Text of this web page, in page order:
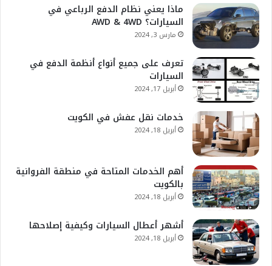
ماذا يعني نظام الدفع الرباعي في
السيارات؟ AWD & 4WD
مارس 3, 2024
تعرف على جميع أنواع أنظمة الدفع في
السيارات
أبريل 17, 2024
خدمات نقل عفش في الكويت
أبريل 18, 2024
أهم الخدمات المتاحة في منطقة الفروانية
بالكويت
أبريل 18, 2024
أشهر أعطال السيارات وكيفية إصلاحها
أبريل 18, 2024